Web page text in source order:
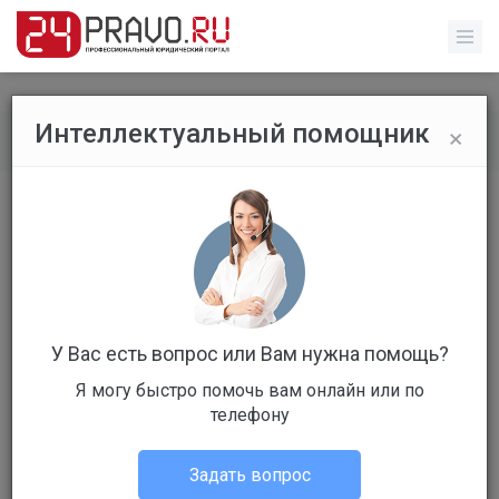
Рейтинг специалистов / Профиль специалиста ×
Интеллектуальный помощник
У Вас есть вопрос или Вам нужна помощь?
Я могу быстро помочь вам онлайн или по
телефону
Задать вопрос